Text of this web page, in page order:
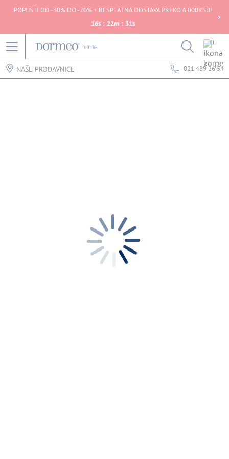
POPUSTI OD -30% DO -70% + BESPLATNA DOSTAVA PREKO 6.000RSD!
16s : 22m : 31s
0
NAŠE PRODAVNICE 021 489 26 54